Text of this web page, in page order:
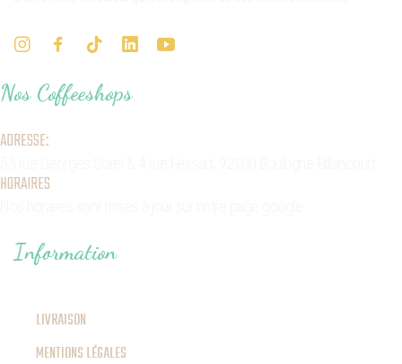
Nos Coffeeshops
ADRESSE:
HORAIRES
Information
LIVRAISON
MENTIONS LÉGALES